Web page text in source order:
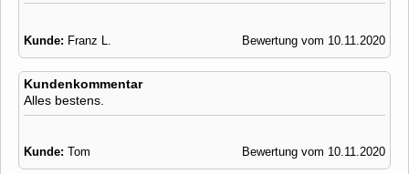
Kunde: Franz L. Bewertung vom 10.11.2020
Kundenkommentar
Alles bestens.
Kunde: Tom Bewertung vom 10.11.2020